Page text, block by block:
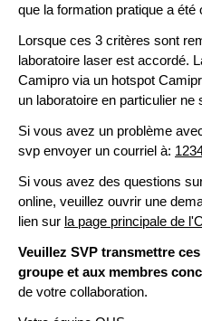
que la formation pratique a été
Lorsque ces 3 critères sont
laboratoire laser est accordé.
Camipro via un hotspot
un laboratoire en particulier ne
Si vous avez un problème
svp envoyer un courriel à:
Si vous avez des questions
online, veuillez ouvrir une
lien sur la page principale de
Veuillez SVP transmettre
groupe et aux membres
de votre collaboration.